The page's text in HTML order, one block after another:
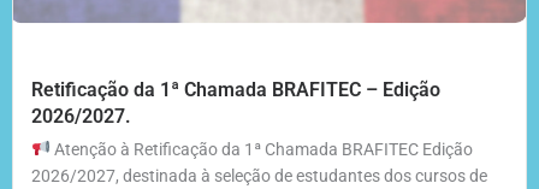
Retificação da 1ª Chamada BRAFITEC – Edição
2026/2027.
Atenção à Retificação da 1ª Chamada BRAFITEC Edição
2026/2027, destinada à seleção de estudantes dos cursos de